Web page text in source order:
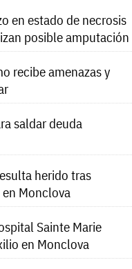
en estado de necrosis
posible amputación
recibe amenazas y
saldar deuda
herido tras
Monclova
Sainte Marie
en Monclova